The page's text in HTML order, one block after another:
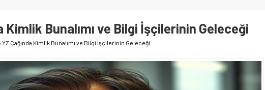
Kimlik Bunalımı ve Bilgi İşçilerinin Geleceği
YZ Çağında Kimlik Bunalımı ve Bilgi İşçilerinin Geleceği